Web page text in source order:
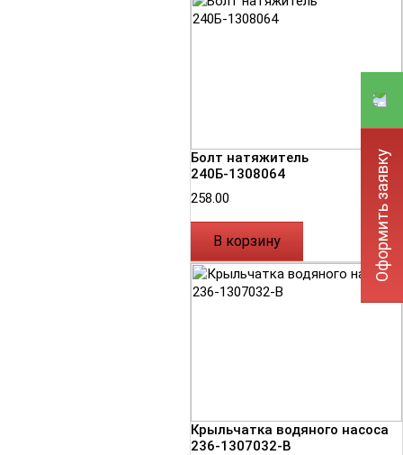
Болт натяжитель
240Б-1308064
258.00
В корзину
Крыльчатка водяного насоса
236-1307032-В
Оформить заявку